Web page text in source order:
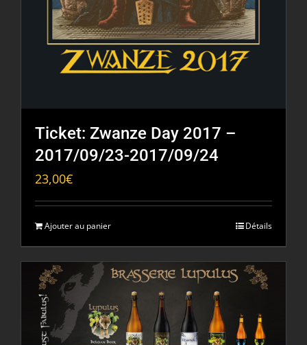
Ticket: Zwanze Day 2017 –
2017/09/23-2017/09/24
23,00€
Ajouter au panier Détails